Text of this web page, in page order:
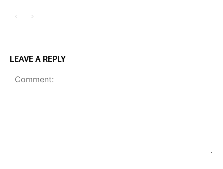
LEAVE A REPLY